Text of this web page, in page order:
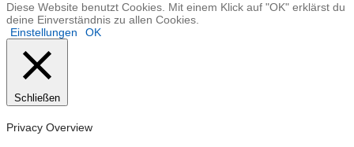
Diese Website benutzt Cookies. Mit einem Klick auf "OK" erklärst du
deine Einverständnis zu allen Cookies.
Einstellungen
OK
Schließen
Privacy Overview